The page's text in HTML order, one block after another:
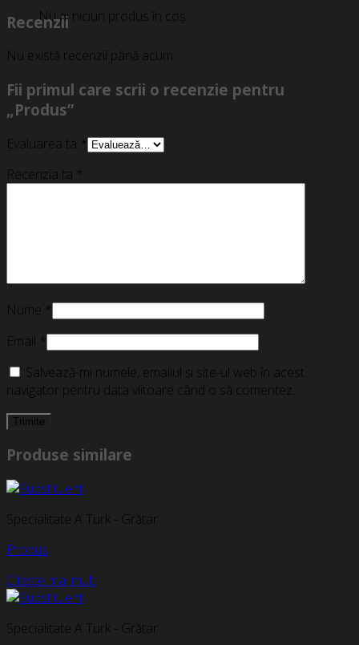
Nu ai niciun produs în coș.
Recenzii
Nu există recenzii până acum.
Fii primul care scrii o recenzie pentru
„Produs”
Evaluarea ta *
Recenzia ta *
Nume *
Email *
Salvează-mi numele, emailul și site-ul web în acest
navigator pentru data viitoare când o să comentez.
Produse similare
Specialitate A Turk - Grătar
Produs
Citește mai mult
Specialitate A Turk - Grătar